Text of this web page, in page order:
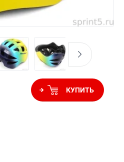
КУПИТЬ